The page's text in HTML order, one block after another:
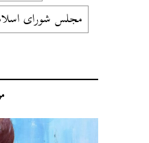
مجلس شورای